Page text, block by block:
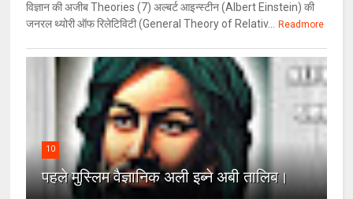
विज्ञान की अजीब Theories (7) अल्‍बर्ट आइन्स्टीन (Albert Einstein) की
जनरल थ्योरी ऑफ रिलेटिविटी (General Theory of Relativ...
Readmore
10
पहले मुस्लिम वैज्ञानिक अली इब्ने अबी तालिब।